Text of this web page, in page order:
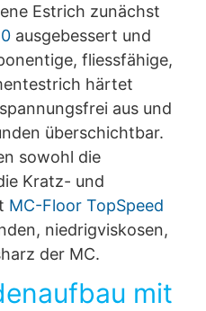
Estrich zunächst
ausgebessert und
fliessfähige,
härtet
aus und
überschichtbar.
sowohl die
Kratz- und
MC-Floor TopSpeed
niedrigviskosen,
der MC.
mit